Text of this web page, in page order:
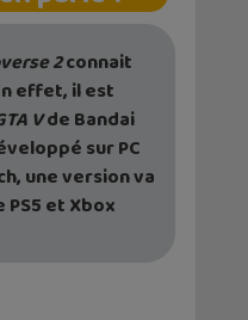
2connait
effet, il est
Vde Bandai
sur PC
une version va
et Xbox